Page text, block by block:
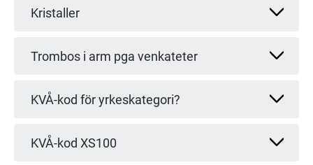
Kristaller
Trombos i arm pga venkateter
KVÅ-kod för yrkeskategori?
KVÅ-kod XS100